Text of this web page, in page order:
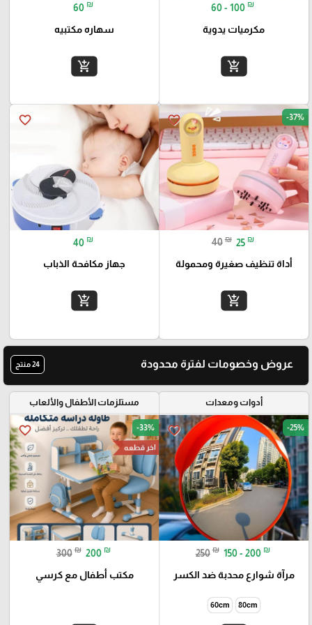
60 - 100 ₪
مكرميات يدوية
add_shopping_cart
60 ₪
سهاره مكتبيه
add_shopping_cart
favorite_border -37%
40 ₪ 25 ₪
أداة تنظيف صغيرة ومحمولة
add_shopping_cart
favorite_border
40 ₪
جهاز مكافحة الذباب
add_shopping_cart
عروض وخصومات لفترة محدودة 24 منتج
أدوات ومعدات
favorite_border -25%
250 ₪ 150 - 200 ₪
مرآة شوارع محدبة ضد الكسر
80cm
60cm
مستلزمات الأطفال والألعاب
favorite_border -33%
اخر قطعه
300 ₪ 200 ₪
مكتب أطفال مع كرسي